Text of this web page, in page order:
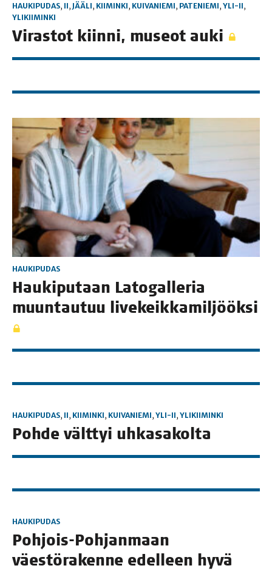
HAUKIPUDAS, II, JÄÄLI, KIIMINKI, KUIVANIEMI, PATENIEMI, YLI-II,
YLIKIIMINKI
Viras­tot kiin­ni, museot auki
HAUKIPUDAS
Hau­ki­pu­taan Lato­gal­le­ria
muun­tau­tuu livekeikkamiljööksi
HAUKIPUDAS, II, KIIMINKI, KUIVANIEMI, YLI-II, YLIKIIMINKI
Poh­de vält­tyi uhkasakolta
HAUKIPUDAS
Poh­jois-Poh­jan­maan
väes­tö­ra­ken­ne edel­leen hyvä